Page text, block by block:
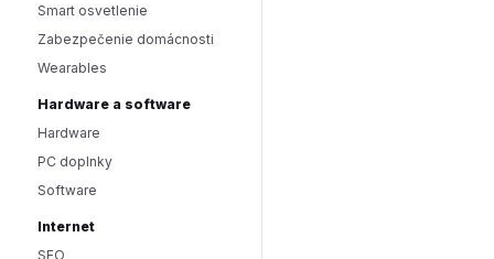
Smart osvetlenie
Zabezpečenie domácnosti
Wearables
Hardware a software
Hardware
PC doplnky
Software
Internet
SEO